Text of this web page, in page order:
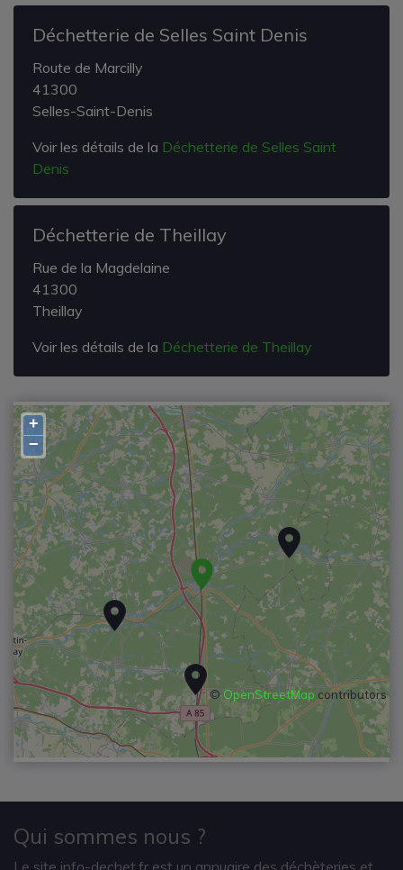
+
−
©OpenStreetMap contributors
Déchetterie de Selles Saint Denis
Route de Marcilly
41300
Selles-Saint-Denis
Voir les détails de la Déchetterie de Selles Saint
Denis
Déchetterie de Theillay
Rue de la Magdelaine
41300
Theillay
Voir les détails de la Déchetterie de Theillay
Qui sommes nous ?
Le site info-dechet.fr est un annuaire des déchèteries et